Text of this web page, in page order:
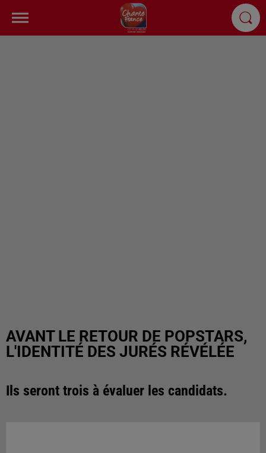
AVANT LE RETOUR DE POPSTARS,
L'IDENTITÉ DES JURÉS RÉVÉLÉE
Ils seront trois à évaluer les candidats.